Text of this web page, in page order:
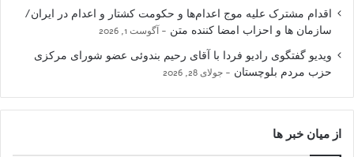
اقدام مشترک علیه موج اعدام‌ها و حکومت کشتار و اعدام در ایران/
سازمان ها و احزاب امضا کننده متن
آگوست 1, 2026
ویدیو گفتگوی رادیو فردا با آقای رحیم بندوئی عضو شورای مرکزی
حزب مردم بلوچستان
جولای 28, 2026
از میان خبر ها